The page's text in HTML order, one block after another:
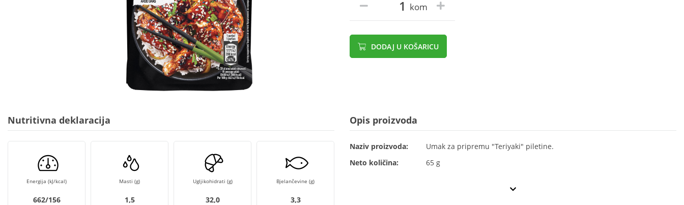
kom
DODAJ U KOŠARICU
Nutritivna deklaracija
Energija (kJ/kcal)
662/156
Masti (g)
1,5
Ugljikohidrati (g)
32,0
Bjelančevine (g)
3,3
Opis proizvoda
Naziv proizvoda:
Umak za pripremu "Teriyaki" piletine.
Neto količina:
65 g